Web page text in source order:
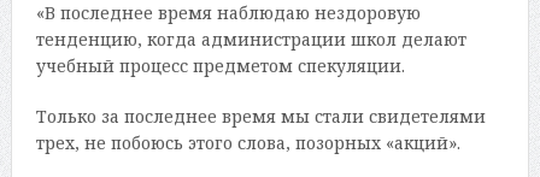
«В последнее время наблюдаю нездоровую
тенденцию, когда администрации школ делают
учебный процесс предметом спекуляции.
Только за последнее время мы стали свидетелями
трех, не побоюсь этого слова, позорных «акций».